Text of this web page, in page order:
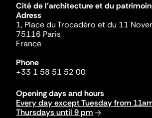
Cité de l'architecture et du
Adress
1, Place du Trocadéro et du 11
75116 Paris
France
Phone
+33 1 58 51 52 00
Opening days and hours
Every day except Tuesday from
Thursdays until 9 pm